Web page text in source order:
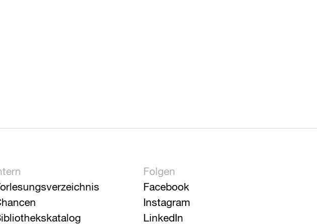
Folgen
Facebook
Instagram
LinkedIn